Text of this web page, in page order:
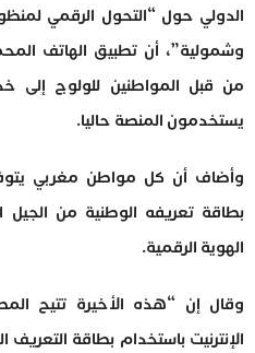
الدولي حول “التحول الرقمي
وشمولية”، أن تطبيق الهاتف
يستخدمون المنصة حاليا.
وأضاف أن كل مواطن مغربي
بطاقة تعريفه الوطنية من الجيل
الهوية الرقمية.
وقال إن “هذه الأخيرة تتيح
الإنترنيت باستخدام بطاقة